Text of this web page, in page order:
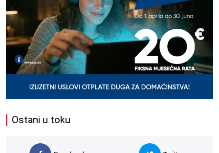
Ostani u toku